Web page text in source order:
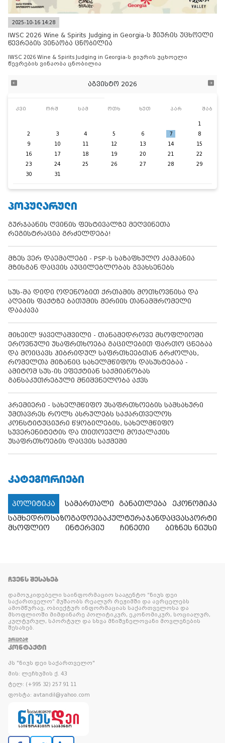
2025-10-16 14:28
IWSC 2026 Wine & Spirits Judging in Georgia-ს ჟიურის უცხოელი
წევრების ვინაობა ცნობილია
IWSC 2026 Wine & Spirits Judging in Georgia-ს ჟიურის უცხოელი
წევრების ვინაობა ცნობილია
აგვისტო 2026
კვი ორშ სამ ოთხ ხუთ პარ შაბ
1
2
3 4 5 6 7
8
9
10 11 12 13 14
15
16
17 18 19 20 21
22
23
24 25 26 27 28
29
30
31
ᲞᲝᲞᲣᲚᲐᲠᲣᲚᲘ
გურჯაანის ღვინის ფესტივალზე მეღვინეთა
რეგისტრაცია გრძელდება!
მზეს ვერ დაემალები - PSP-ს საზაფხულო კამპანია
მზისგან დაცვის აუცილებლობას გვახსენებს
სუს-მა დიდი ოდენობით ქრთამის მოთხოვნისა და
აღების ფაქტზე ბათუმის მერიის თანამშრომელი
დააკავა
მიხეილ ყაველაშვილი - თანამედროვე მსოფლიოში
ეროვნული უსაფრთხოება გაცილებით ფართო ცნებაა
და მოიცავს ჰიბრიდულ საფრთხეებთან ბრძოლას,
რომელთა მიზანიც სახელმწიფოს დასუსტებაა -
ამიტომ სუს-ის ეფექტიან საქმიანობას
განსაკუთრებული მნიშვნელობა აქვს
პრემიერი - სახელმწიფო უსაფრთხოების სამსახური
უმთავრეს როლს ასრულებს საქართველოს
კონსტიტუციური წყობილების, სახელმწიფო
სუვერენიტეტის და თითოეული მოქალაქის
უსაფრთხოების დაცვის საქმეში
ᲙᲐᲢᲔᲒᲝᲠᲘᲔᲑᲘ
პოლიტიკა სამართალი განათლება
ეკონომიკა
სამხედროსაზოგადოებაკულტურაჯანდაცვასპორტი
მსოფლიო
ინტერვიუ ჩინეთი ბიზნეს ნიუსი
ᲩᲕᲔᲜᲡ ᲨᲔᲡᲐᲮᲔᲑ
დამოუკიდებელი საინფორმაციო სააგენტო “ნიუს დეი
საქართველო” მუშაობს რეალურ რეჟიმში და ავრცელებს
ამომწურავ, ობიექტურ ინფორმაციას საქართველოსა და
მსოფლიოში მიმდინარე პოლიტიკურ, ეკონომიკურ, სოციალურ,
კულტურულ, სპორტულ და სხვა მნიშვნელოვანი მოვლენების
შესახებ.
ᲕᲠᲪᲚᲐᲓ
ᲙᲝᲜᲢᲐᲥᲢᲘ
პს "ნიუს დეი საქართველო"
მის: ლეჩხუმის ქ. 43
ტელ: (+995 32) 257 91 11
ფოსტა: avtandil@yahoo.com